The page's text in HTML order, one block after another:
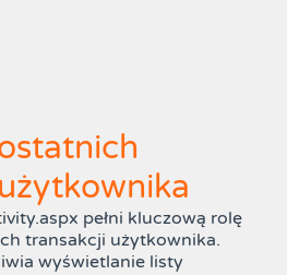
pełni kluczową rolę
transakcji użytkownika.
wyświetlanie listy